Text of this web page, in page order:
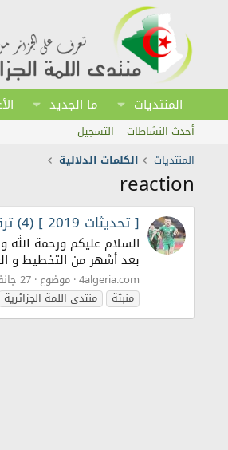
المنتديات ما الجديد
أحدث النشاطات
التسجيل
المنتديات
الكلمات الدلالية
reaction
[ تحديثات 2019 ] (4) ترقية المنتدى لـ 2.1 - تحديثات جديدة
بعد أشهر من التخطيط و
4algeria.com موضوع 27 جانفي 2019
منبثة
منتدى اللمة الجزائرية